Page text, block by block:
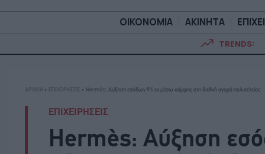
ΟΙΚΟΝΟΜΙΑ ΑΚΙΝΗΤΑ
TRENDS:
ΟΙΚΟΝΟΜΙΑ
ΑΡΧΙΚΗ » ΕΠΙΧΕΙΡΗΣΕΙΣ » Hermès: Αύξηση εσόδων 9% εν μέσω κάμψης στη διεθνή αγορά πολυτελείας
ΕΠΙΧΕΙΡΗΣΕΙΣ
Hermès: Αύξηση